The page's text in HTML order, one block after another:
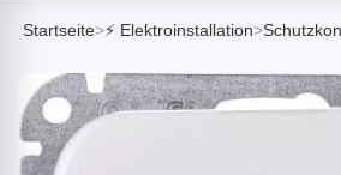
Startseite>⚡ Elektroinstallation>